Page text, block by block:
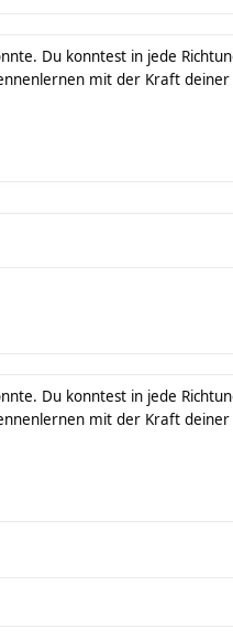
Du konntest in jede
mit der Kraft
Du konntest in jede
mit der Kraft